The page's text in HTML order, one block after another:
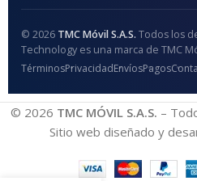
© 2026 TMC Móvil S.A.S. Todos los
Technology es una marca de TMC
TérminosPrivacidadEnvíosPagos
© 2026 TMC MÓVIL S.A.S. –
Sitio web diseñado y